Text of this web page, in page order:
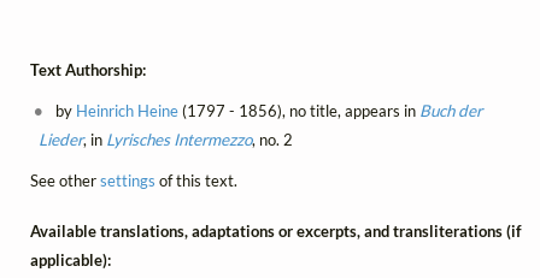
Text Authorship:
by Heinrich Heine(1797 - 1856), no title, appears in Buch der
Lieder, in Lyrisches Intermezzo, no. 2
See othersettings of this text.
Available translations, adaptations or excerpts, and transliterations (if
applicable):